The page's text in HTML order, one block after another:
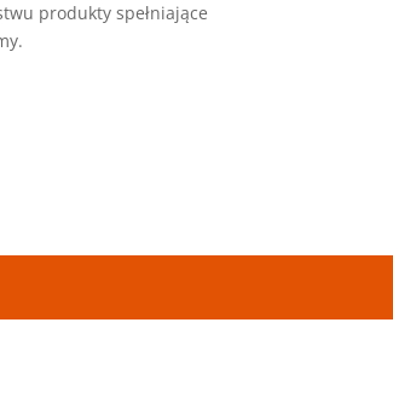
produkty spełniające